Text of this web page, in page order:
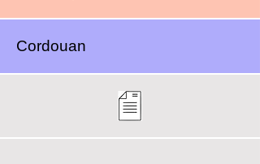
Cordouan